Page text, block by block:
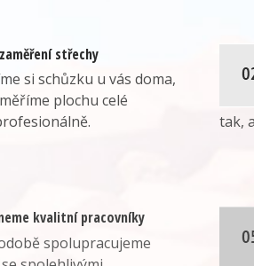
střechy
si schůzku u vás doma,
plochu celé
tak,
kvalitní pracovníky
spolupracujeme